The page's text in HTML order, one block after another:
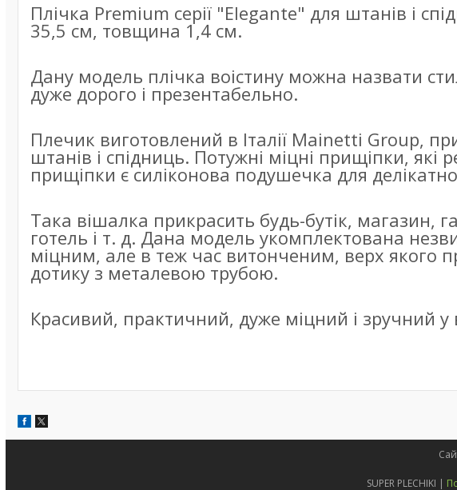
Плічка Premium серії "Elegante" для штанів і
35,5 см, товщина 1,4 см.
Дану модель плічка воістину можна назвати
дуже дорого і презентабельно.
Плечик виготовлений в Італії Mainetti Group,
штанів і спідниць. Потужні міцні прищіпки, які
прищіпки є силіконова подушечка для
Така вішалка прикрасить будь-бутік, магазин,
готель і т. д. Дана модель укомплектована
міцним, але в теж час витонченим, верх якого
дотику з металевою трубою.
Красивий, практичний, дуже міцний і зручний у
SUPER PLECHIKI |